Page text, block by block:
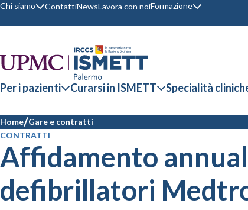
Chi siamo ContattiNewsLavora con noiFormazione
Per i pazienti Curarsi in ISMETT Specialità
Home Gare e contratti
CONTRATTI
Affidamento
defibrillatori